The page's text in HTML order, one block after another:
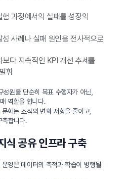
과정에서의 실패를 성장의
사례나 실패 원인을 전사적으로
다 지속적인 KPI 개선 추세를
휘
원을 단순히 목표 수행자가 아닌,
역할을 합니다.
화는 조직의 변화 저항을 줄이고,
축합니다.
식 공유 인프라 구축
운영은 데이터의 축적과 학습이 병행될